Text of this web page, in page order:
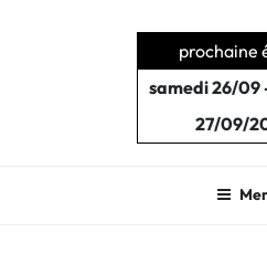
prochaine
samedi 26/09
27/09/